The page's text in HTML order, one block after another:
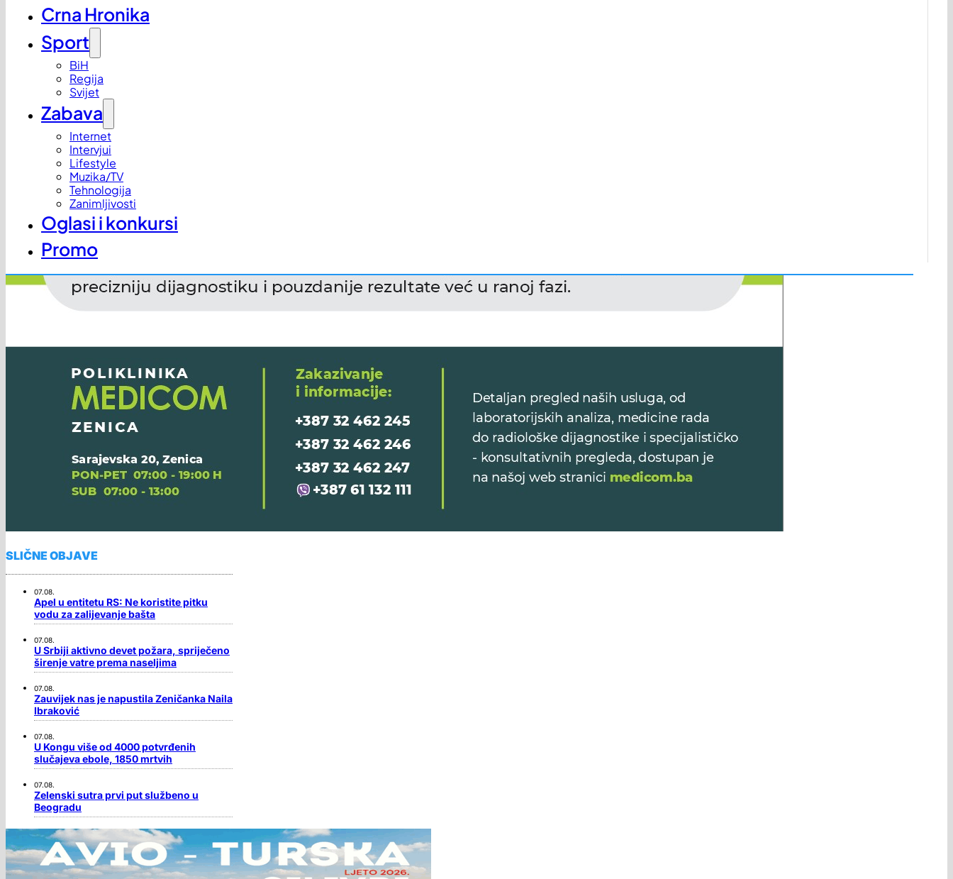
Crna Hronika
Sport
BiH
Regija
Svijet
Zabava
Internet
Intervjui
Lifestyle
Muzika/TV
Tehnologija
Zanimljivosti
Oglasi i konkursi
Promo
SLIČNE OBJAVE
07.08.
Apel u entitetu RS: Ne koristite pitku
vodu za zalijevanje bašta
07.08.
U Srbiji aktivno devet požara, spriječeno
širenje vatre prema naseljima
07.08.
Zauvijek nas je napustila Zeničanka Naila
Ibraković
07.08.
U Kongu više od 4000 potvrđenih
slučajeva ebole, 1850 mrtvih
07.08.
Zelenski sutra prvi put službeno u
Beogradu